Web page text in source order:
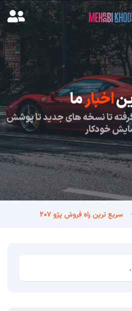
اخبارما
تا نسخه های جدید تا پوشش
خودکار
سریع ترین راه فروش پژو ۲۰۷